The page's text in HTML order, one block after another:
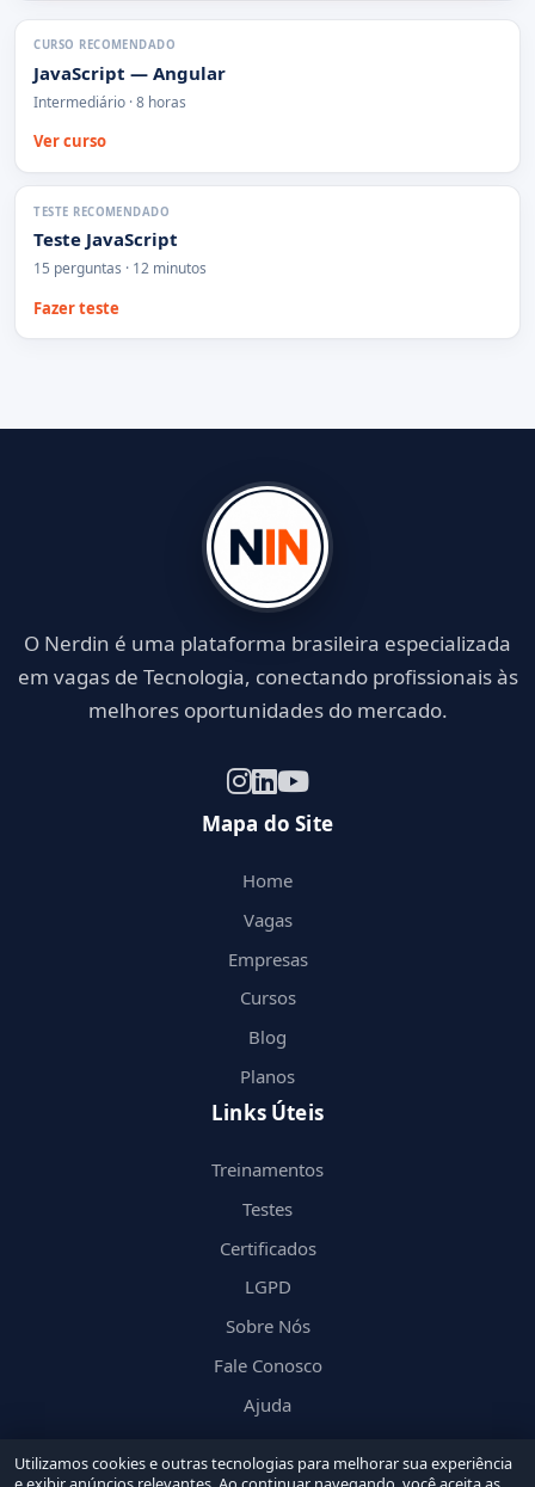
CURSO RECOMENDADO
JavaScript — Angular
Intermediário · 8 horas
Ver curso
TESTE RECOMENDADO
Teste JavaScript
15 perguntas · 12 minutos
Fazer teste
O Nerdin é uma plataforma brasileira especializada
em vagas de Tecnologia, conectando profissionais às
melhores oportunidades do mercado.
Mapa do Site
Home
Vagas
Empresas
Cursos
Blog
Planos
Links Úteis
Treinamentos
Testes
Certificados
LGPD
Sobre Nós
Fale Conosco
Ajuda
Utilizamos cookies e outras tecnologias para melhorar sua experiência